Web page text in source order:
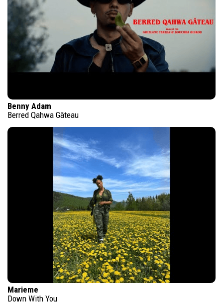
Benny Adam
Berred Qahwa Gâteau
Marieme
Down With You